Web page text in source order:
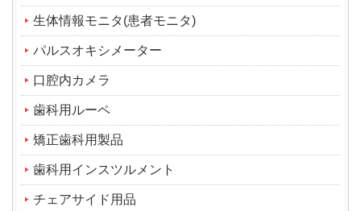
生体情報モニタ(患者モニタ)
パルスオキシメーター
口腔内カメラ
歯科用ルーペ
矯正歯科用製品
歯科用インスツルメント
チェアサイド用品